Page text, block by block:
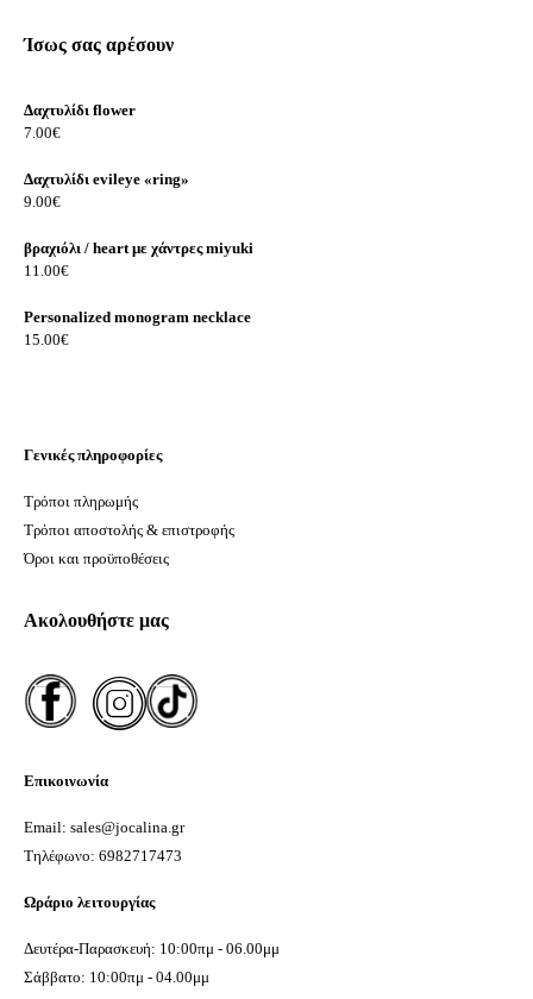
Ίσως σας αρέσουν
Δαχτυλίδι flower
7.00€
Δαχτυλίδι evileye «ring»
9.00€
βραχιόλι / heart με χάντρες miyuki
11.00€
Personalized monogram necklace
15.00€
Γενικές πληροφορίες
Τρόποι πληρωμής
Τρόποι αποστολής & επιστροφής
Όροι και προϋποθέσεις
Ακολουθήστε μας
Επικοινωνία
Email: sales@jocalina.gr
Τηλέφωνο: 6982717473
Ωράριο λειτουργίας
Δευτέρα-Παρασκευή: 10:00πμ - 06.00μμ
Σάββατο: 10:00πμ - 04.00μμ